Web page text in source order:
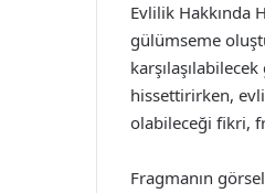
Evlilik Hakkında
gülümseme
hissettirirken,
olabileceği fikri,
Fragmanın